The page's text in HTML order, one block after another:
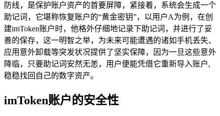
防线，是保护账户资产的首要屏障，紧接着，系统会生成一个
助记词，它堪称恢复账户的“黄金密钥”，以用户A为例，在创
建imToken账户时，他格外仔细地记录下助记词，并进行了妥
善的保存，这一明智之举，为未来可能遭遇的诸如手机丢失、
应用意外卸载等突发状况提供了坚实保障，因为一旦这些意外
降临，只要助记词安然无恙，用户便能凭借它重新导入账户,
稳稳找回自己的数字资产。
imToken账户的安全性